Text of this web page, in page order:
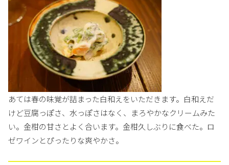
あては春の味覚が詰まった白和えをいただきます。白和えだ
けど豆腐っぽさ、水っぽさはなく、まろやかなクリームみた
い。金柑の甘さとよく合います。金柑久しぶりに食べた。ロ
ゼワインとぴったりな爽やかさ。